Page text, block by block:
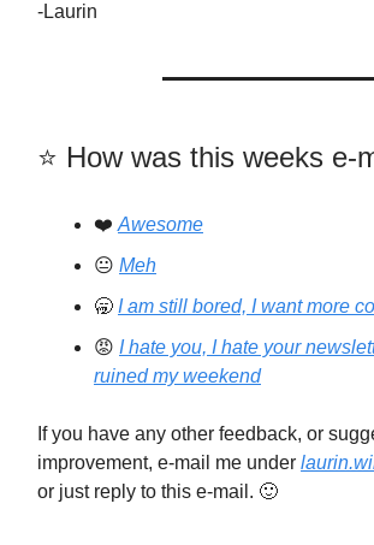
-Laurin
⭐️️ How was this weeks e-
❤️ Awesome
😐 Meh
🥱 I am still bored, I want more
😡 I hate you, I hate your
ruined my weekend
If you have any other feedback, or
improvement, e-mail me under
or just reply to this e-mail. 🙂